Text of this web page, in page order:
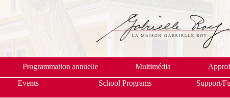
Programmation annuelle Multimédia
Events School Programs Support/